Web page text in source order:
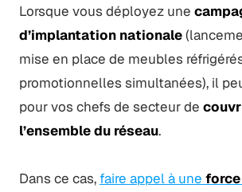
Lorsque vous déployez une
d’implantation nationale
mise en place de meubles
promotionnelles simultanées), il
pour vos chefs de secteur de
l’ensemble du réseau.
Dans ce cas, faire appel à une